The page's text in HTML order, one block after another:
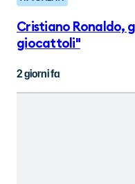
Cristiano Ronaldo,
giocattoli"
2 giorni fa